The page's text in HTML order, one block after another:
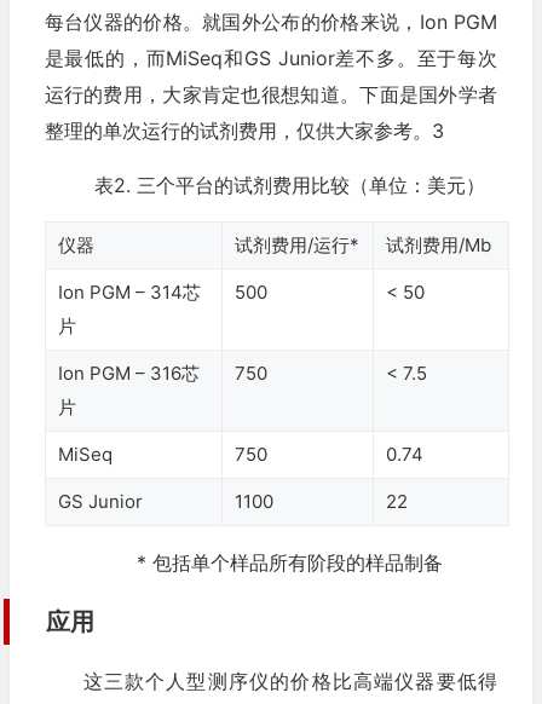
每台仪器的价格。就国外公布的价格来说，Ion PGM
是最低的，而MiSeq和GS Junior差不多。至于每次
运行的费用，大家肯定也很想知道。下面是国外学者
整理的单次运行的试剂费用，仅供大家参考。3
表2. 三个平台的试剂费用比较（单位：美元）
仪器 试剂费用/运行* 试剂费用/Mb
Ion PGM – 314芯
片
500 < 50
Ion PGM – 316芯
片
750 < 7.5
MiSeq 750 0.74
GS Junior 1100 22
* 包括单个样品所有阶段的样品制备
应用
这三款个人型测序仪的价格比高端仪器要低得